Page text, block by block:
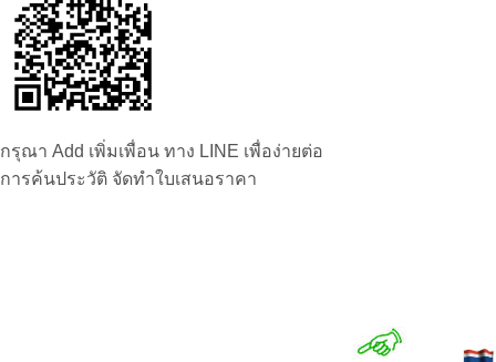
กรุณา Add เพิ่มเพื่อน ทาง LINE เพื่อง่ายต่อ
การค้นประวัติ จัดทำใบเสนอราคา